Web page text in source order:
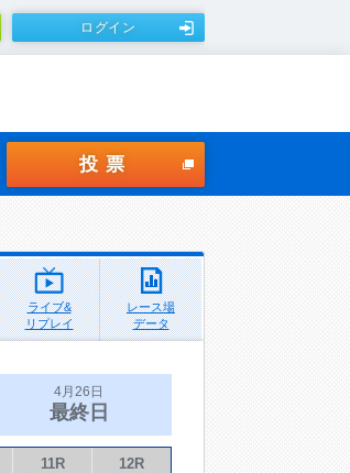
ログイン
投票
ライブ&
リプレイ
レース場
データ
4月26日
最終日
11R 12R